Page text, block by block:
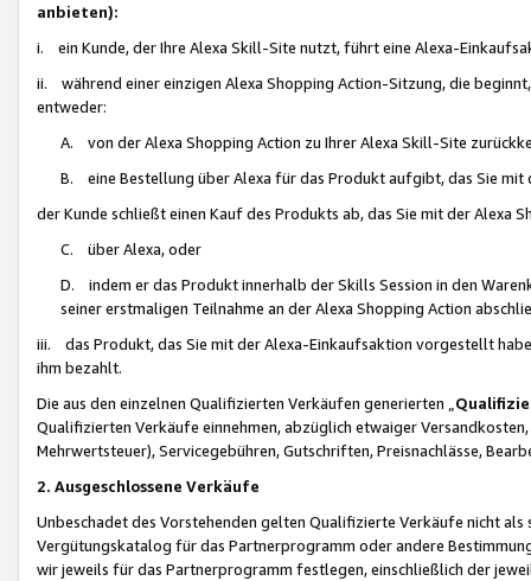
anbieten):
i. ein Kunde, der Ihre Alexa Skill-Site nutzt, führt eine Alexa-
ii. während einer einzigen Alexa Shopping Action-Sitzung, die
entweder:
A. von der Alexa Shopping Action zu Ihrer Alexa Skill-Site
B. eine Bestellung über Alexa für das Produkt aufgibt, das Sie mit
der Kunde schließt einen Kauf des Produkts ab, das Sie mit der Alexa
C. über Alexa, oder
D. indem er das Produkt innerhalb der Skills Session in den
seiner erstmaligen Teilnahme an der Alexa Shopping Action
iii. das Produkt, das Sie mit der Alexa-Einkaufsaktion vorgestellt
ihm bezahlt.
Die aus den einzelnen Qualifizierten Verkäufen generierten „
Qualifizierten Verkäufe einnehmen, abzüglich etwaiger
Mehrwertsteuer), Servicegebühren, Gutschriften, Preisnachlässe,
2. Ausgeschlossene Verkäufe
Unbeschadet des Vorstehenden gelten Qualifizierte Verkäufe nicht
Vergütungskatalog für das Partnerprogramm oder andere
wir jeweils für das Partnerprogramm festlegen, einschließlich der